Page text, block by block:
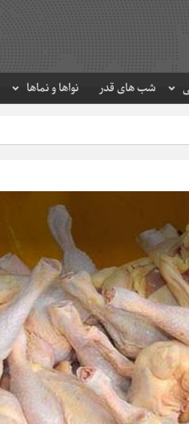
شب های قدر نواها و نماها